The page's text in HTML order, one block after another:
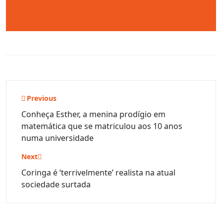
Navegação
de
Post
Previous
Conheça Esther, a menina prodígio em
matemática que se matriculou aos 10 anos
numa universidade
Next
Coringa é ‘terrivelmente’ realista na atual
sociedade surtada